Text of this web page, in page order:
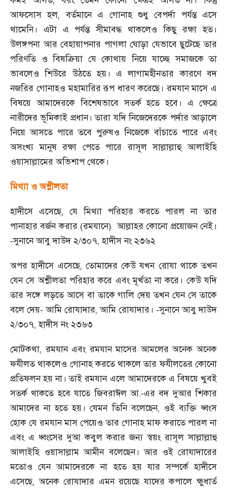
আফসোস হল,বর্তমানে এ গোনাহ শুধু বেপর্দা পর্যন্ত এসে
থামেনি। এটা এ পর্যন্ত সীমাবদ্ধ থাকলেও কিছু রক্ষা হত।
উলঙ্গপনা আর বেহায়াপনার পাগলা ঘোড়া যেভাবে ছুটেছে তার
পরিণতি ও বিষক্রিয়া যে কোথায় নিয়ে যাচ্ছে সমাজকে তা
ভাবলেও শিউরে উঠতে হয়। এ লাগামহীনতার কারণে বদ
নজরির গোনাহও মহামারির রূপ ধারণ করেছে। রমযান মাসে এ
বিষয়ে আমাদেরকে বিশেষভাবে সতর্ক হতে হবে। এ ক্ষেত্রে
নারীদের ভূমিকাই প্রধান। তারা যদি নিজেদেরকে পর্দার আড়ালে
নিয়ে আসতে পারে তবে পুরুষও নিজেকে বাঁচাতে পারে এবং
অসংখ্য মানুষ রক্ষা পেতে পারে রাসূল সাল্লাল্লাহু আলাইহি
ওয়াসাল্লামের অভিশাপ থেকে।
মিথ্যা ও অশ্লীলতা
হাদীসে এসেছে, যে মিথ্যা পরিহার করতে পারল না তার
পানাহার বর্জন করার (রমযানে) আল্লাহর কোনো প্রয়োজন নেই।
-সুনানে আবু দাউদ ২/৩০৭,হাদীস নং ২৩৬২
অপর হাদীসে এসেছে, তোমাদের কেউ যখন রোযা থাকে তখন
যেন সে অশ্লীলতা পরিহার করে এবং মূর্খতা না করে। কেউ যদি
তার সঙ্গে লড়তে আসে বা তাকে গালি দেয় তখন যেন সে তাকে
বলে দেয়-আমি রোযাদার,আমি রোযাদার। -সুনানে আবু দাউদ
২/৩০৭,হাদীস নং ২৩৬৩
মোটকথা,রমযান এবং রমযান মাসের আমলের অনেক অনেক
ফযীলত থাকলেও গোনাহ করতে থাকলে তার ফযীলতের কোনো
প্রতিফলন হয় না। তাই রমযান এলে আমাদেরকে এ বিষয়ে খুবই
সতর্ক থাকতে হবে যাতে জিবরাঈল আ.-এর বদ দুআর শিকার
আমাদের না হতে হয়। যেমন তিনি বলেছেন, ওই ব্যক্তি ধ্বংস
হোক যে রমযান মাস পেয়েও তার গোনাহ মাফ করাতে পারল না
এবং এ ধ্বংসের দুআ কবুল করার জন্য স্বয়ং রাসূল সাল্লাল্লাহু
আলাইহি ওয়াসাল্লাম আমীন বলেছেন। আর ওই রোযাদারের
মতোও যেন আমাদেরকে না হতে হয় যার সম্পর্কে হাদীসে
এসেছে,অনেক রোযাদার এমন রয়েছে যাদের কপালে ক্ষুধার্ত